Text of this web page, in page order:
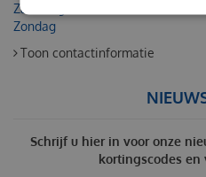
Zaterdag
Zondag
Toon contactinformatie
Schrijf u hier in voor onze
kortingscodes en